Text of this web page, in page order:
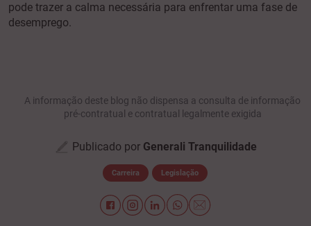
pode trazer a calma necessária para enfrentar uma fase de
desemprego.
A informação deste blog não dispensa a consulta de informação
pré-contratual e contratual legalmente exigida
Publicado por Generali Tranquilidade
Carreira Legislação